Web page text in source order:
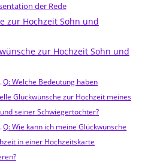
der Rede
zur Hochzeit Sohn und
zur Hochzeit Sohn und
Q: Welche Bedeutung haben
Glückwünsche zur Hochzeit meines
seiner Schwiegertochter?
Q: Wie kann ich meine Glückwünsche
in einer Hochzeitskarte